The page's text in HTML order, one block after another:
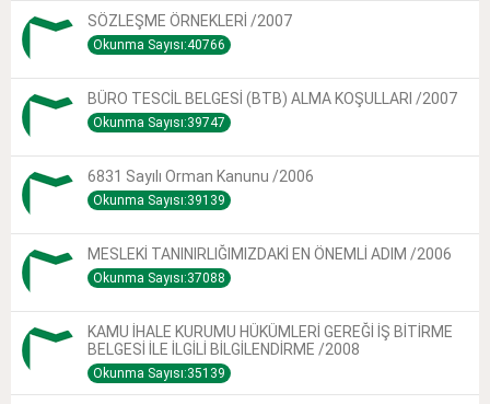
SÖZLEŞME ÖRNEKLERİ /2007
Okunma Sayısı:40766
BÜRO TESCİL BELGESİ (BTB) ALMA KOŞULLARI /2007
Okunma Sayısı:39747
6831 Sayılı Orman Kanunu /2006
Okunma Sayısı:39139
MESLEKİ TANINIRLIĞIMIZDAKİ EN ÖNEMLİ ADIM /2006
Okunma Sayısı:37088
KAMU İHALE KURUMU HÜKÜMLERİ GEREĞİ İŞ BİTİRME
BELGESİ İLE İLGİLİ BİLGİLENDİRME /2008
Okunma Sayısı:35139